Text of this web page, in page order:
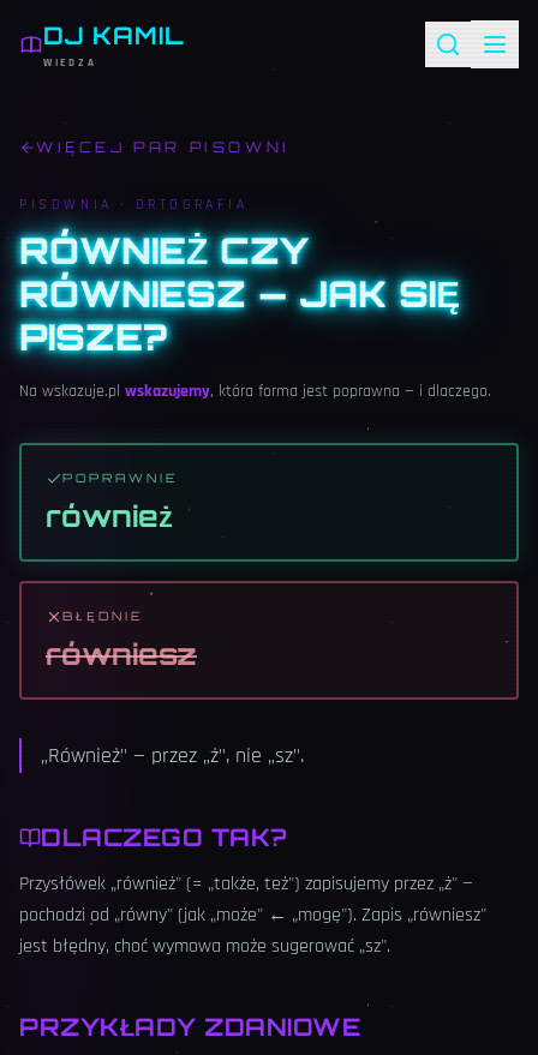
DJ KAMIL
WIEDZA
WIĘCEJ PAR PISOWNI
PISOWNIA · ORTOGRAFIA
RÓWNIEŻ CZY
RÓWNIESZ — JAK SIĘ
PISZE?
Na wskazuje.pl wskazujemy, która forma jest poprawna — i dlaczego.
POPRAWNIE
również
BŁĘDNIE
równiesz
„Również" — przez „ż", nie „sz".
DLACZEGO TAK?
Przysłówek „również" (= „także, też") zapisujemy przez „ż" —
pochodzi od „równy" (jak „może" ← „mogę"). Zapis „równiesz"
jest błędny, choć wymowa może sugerować „sz".
PRZYKŁADY ZDANIOWE